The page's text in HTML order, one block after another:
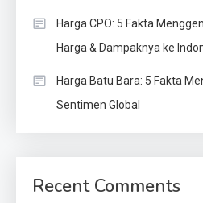
Harga CPO: 5 Fakta
Harga & Dampaknya ke
Harga Batu Bara: 5 Fakta
Sentimen Global
Recent Comments